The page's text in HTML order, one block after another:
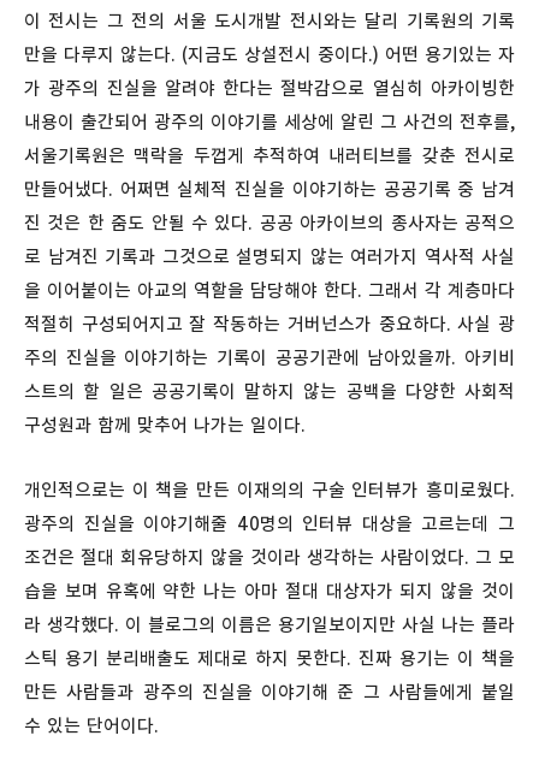
이 전시는 그 전의 서울 도시개발 전시와는 달리 기록원의 기록
만을 다루지 않는다. (지금도 상설전시 중이다.) 어떤 용기있는 자
가 광주의 진실을 알려야 한다는 절박감으로 열심히 아카이빙한
내용이 출간되어 광주의 이야기를 세상에 알린 그 사건의 전후를,
서울기록원은 맥락을 두껍게 추적하여 내러티브를 갖춘 전시로
만들어냈다. 어쩌면 실체적 진실을 이야기하는 공공기록 중 남겨
진 것은 한 줌도 안될 수 있다. 공공 아카이브의 종사자는 공적으
로 남겨진 기록과 그것으로 설명되지 않는 여러가지 역사적 사실
을 이어붙이는 아교의 역할을 담당해야 한다. 그래서 각 계층마다
적절히 구성되어지고 잘 작동하는 거버넌스가 중요하다. 사실 광
주의 진실을 이야기하는 기록이 공공기관에 남아있을까. 아키비
스트의 할 일은 공공기록이 말하지 않는 공백을 다양한 사회적
구성원과 함께 맞추어 나가는 일이다.
개인적으로는 이 책을 만든 이재의의 구술 인터뷰가 흥미로웠다.
광주의 진실을 이야기해줄 40명의 인터뷰 대상을 고르는데 그
조건은 절대 회유당하지 않을 것이라 생각하는 사람이었다. 그 모
습을 보며 유혹에 약한 나는 아마 절대 대상자가 되지 않을 것이
라 생각했다. 이 블로그의 이름은 용기일보이지만 사실 나는 플라
스틱 용기 분리배출도 제대로 하지 못한다. 진짜 용기는 이 책을
만든 사람들과 광주의 진실을 이야기해 준 그 사람들에게 붙일
수 있는 단어이다.